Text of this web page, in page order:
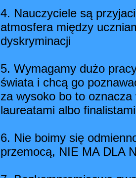
4. Nauczyciele są
atmosfera między
dyskryminacji
5. Wymagamy dużo
świata i chcą go
za wysoko bo to
laureatami albo
6. Nie boimy się
przemocą, NIE MA DLA